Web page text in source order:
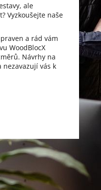
ale
Vyzkoušejte naše
a rád vám
WoodBlocX
Návrhy na
vás k